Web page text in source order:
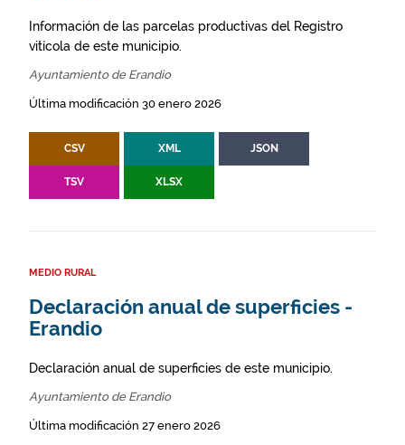
Información de las parcelas productivas del Registro
vitícola de este municipio.
Ayuntamiento de Erandio
Última modificación 30 enero 2026
CSV XML JSON
TSV XLSX
MEDIO RURAL
Declaración anual de superficies -
Erandio
Declaración anual de superficies de este municipio.
Ayuntamiento de Erandio
Última modificación 27 enero 2026